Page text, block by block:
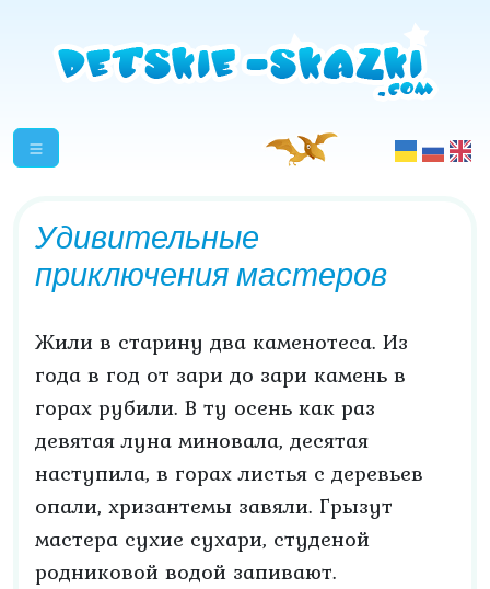
Удивительные
приключения мастеров
Жили в старину два каменотеса. Из
года в год от зари до зари камень в
горах рубили. В ту осень как раз
девятая луна миновала, десятая
наступила, в горах листья с деревьев
опали, хризантемы завяли. Грызут
мастера сухие сухари, студеной
родниковой водой запивают.